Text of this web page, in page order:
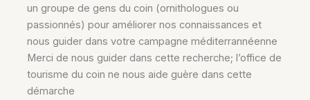
un groupe de gens du coin (ornithologues ou
passionnés) pour améliorer nos connaissances et
nous guider dans votre campagne méditerrannéenne
Merci de nous guider dans cette recherche; l’office de
tourisme du coin ne nous aide guère dans cette
démarche